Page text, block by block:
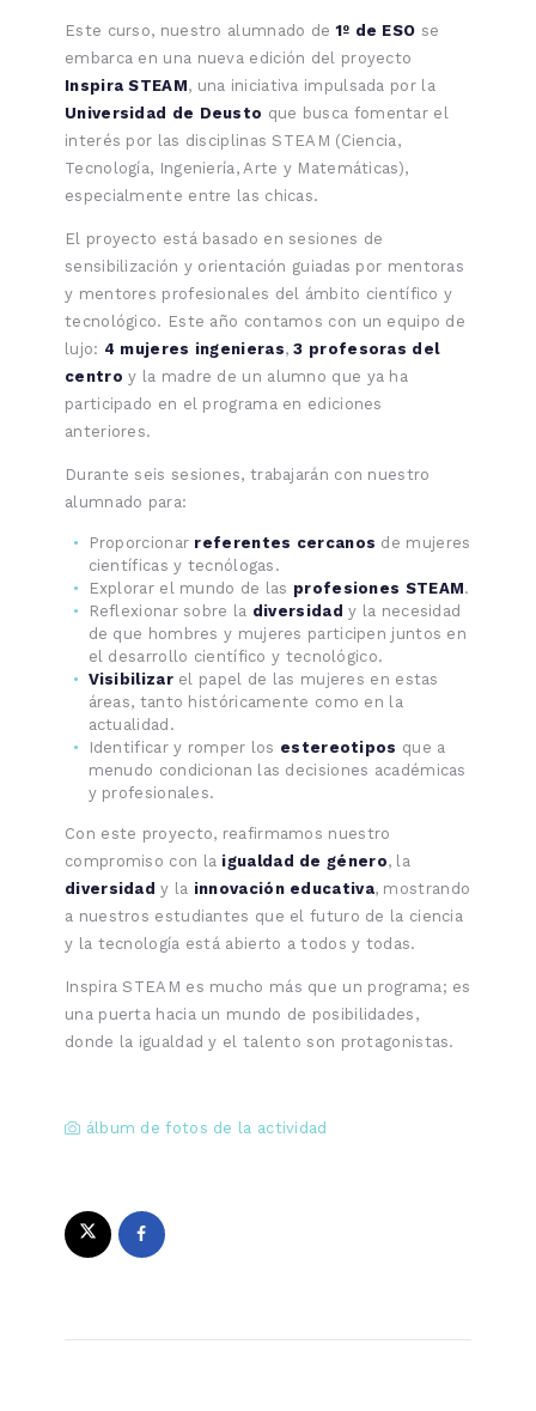
Este curso, nuestro alumnado de1º de ESO se
embarca en una nueva edición del proyecto
Inspira STEAM, una iniciativa impulsada por la
Universidad de Deusto que busca fomentar el
interés por las disciplinas STEAM (Ciencia,
Tecnología, Ingeniería, Arte y Matemáticas),
especialmente entre las chicas.
El proyecto está basado en sesiones de
sensibilización y orientación guiadas por mentoras
y mentores profesionales del ámbito científico y
tecnológico. Este año contamos con un equipo de
lujo: 4 mujeres ingenieras,3 profesoras del
centro y la madre de un alumno que ya ha
participado en el programa en ediciones
anteriores.
Durante seis sesiones, trabajarán con nuestro
alumnado para:
Proporcionar referentes cercanos de mujeres
científicas y tecnólogas.
Explorar el mundo de las profesiones STEAM.
Reflexionar sobre la diversidad y la necesidad
de que hombres y mujeres participen juntos en
el desarrollo científico y tecnológico.
Visibilizarel papel de las mujeres en estas
áreas, tanto históricamente como en la
actualidad.
Identificar y romper los estereotipos que a
menudo condicionan las decisiones académicas
y profesionales.
Con este proyecto, reafirmamos nuestro
compromiso con la igualdad de género, la
diversidad y la innovación educativa, mostrando
a nuestros estudiantes que el futuro de la ciencia
y la tecnología está abierto a todos y todas.
Inspira STEAM es mucho más que un programa; es
una puerta hacia un mundo de posibilidades,
donde la igualdad y el talento son protagonistas.
álbum de fotos de la actividad